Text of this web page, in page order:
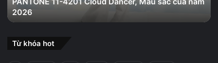
2026
2026
Từ khóa hot